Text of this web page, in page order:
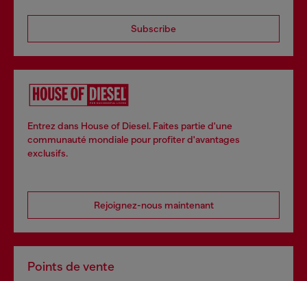
Subscribe
Entrez dans House of Diesel. Faites partie d'une
communauté mondiale pour profiter d'avantages
exclusifs.
Rejoignez-nous maintenant
Points de vente